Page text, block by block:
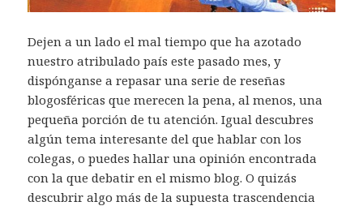
Dejen a un lado el mal tiempo que ha azotado
nuestro atribulado país este pasado mes, y
dispónganse a repasar una serie de reseñas
blogosféricas que merecen la pena, al menos, una
pequeña porción de tu atención. Igual descubres
algún tema interesante del que hablar con los
colegas, o puedes hallar una opinión encontrada
con la que debatir en el mismo blog. O quizás
descubrir algo más de la supuesta trascendencia